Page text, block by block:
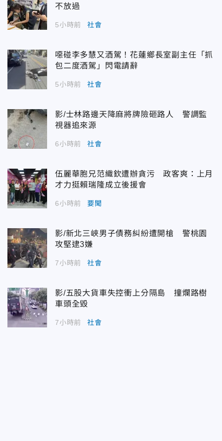
不放過
5小時前 社會
噁碰李多慧又酒駕！花蓮鄉長室副主任「抓
包二度酒駕」閃電請辭
5小時前 社會
影/士林路邊天降麻將牌險砸路人 警調監
視器追來源
6小時前 社會
伍麗華胞兄范織欽遭辦貪污 政客爽：上月
才力挺賴瑞隆成立後援會
6小時前 要聞
影/新北三峽男子債務糾紛遭開槍 警桃園
攻堅逮3嫌
7小時前 社會
影/五股大貨車失控衝上分隔島 撞爛路樹
車頭全毀
7小時前 社會